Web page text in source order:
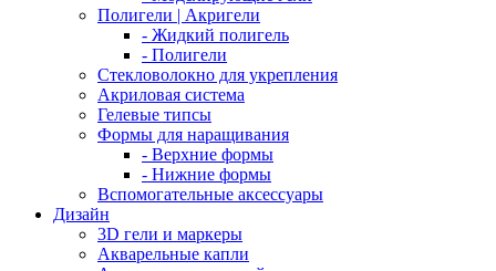
Полигели | Акригели
- Жидкий полигель
- Полигели
Стекловолокно для укрепления
Акриловая система
Гелевые типсы
Формы для наращивания
- Верхние формы
- Нижние формы
Вспомогательные аксессуары
Дизайн
3D гели и маркеры
Акварельные капли